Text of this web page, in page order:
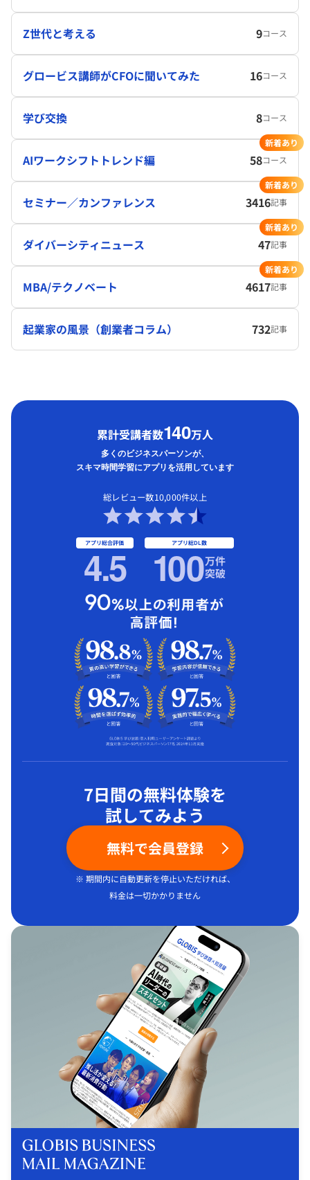
Z世代と考える 9コース
グロービス講師がCFOに聞いてみた 16コース
学び交換 8コース
AIワークシフトトレンド編 58コース
新着あり
セミナー／カンファレンス 3416記事
新着あり
ダイバーシティニュース 47記事
新着あり
MBA/テクノベート 4617記事
新着あり
起業家の風景（創業者コラム） 732記事
累計受講者数140万人
多くのビジネスパーソンが、
スキマ時間学習にアプリを活用しています
総レビュー数10,000件以上
アプリ総合評価
4.5 アプリ総DL数
100万件
突破
7日間の無料体験を
試してみよう
無料で会員登録
※ 期間内に自動更新を停止いただければ、
料金は一切かかりません